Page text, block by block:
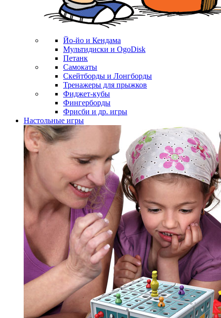
Йо-йо и Кендама
Мультидиски и OgoDisk
Петанк
Самокаты
Скейтборды и Лонгборды
Тренажеры для прыжков
Фиджет-кубы
Фингерборды
Фрисби и др. игры
Настольные игры